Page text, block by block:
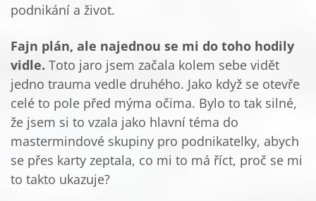
podnikání a život.
Fajn plán, ale najednou se mi do toho hodily
vidle. Toto jaro jsem začala kolem sebe vidět
jedno trauma vedle druhého. Jako když se otevře
celé to pole před mýma očima. Bylo to tak silné,
že jsem si to vzala jako hlavní téma do
mastermindové skupiny pro podnikatelky, abych
se přes karty zeptala, co mi to má říct, proč se mi
to takto ukazuje?